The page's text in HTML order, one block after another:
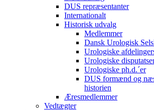
DUS repræsentanter
Internationalt
Historisk udvalg
Medlemmer
Dansk Urologisk
Urologiske
Urologiske
Urologiske ph.d.´er
DUS formænd og
historien
Æresmedlemmer
Vedtægter